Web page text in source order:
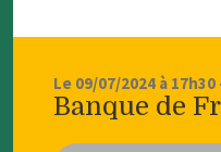
Le 09/07/2024 à 17h30
Banque de